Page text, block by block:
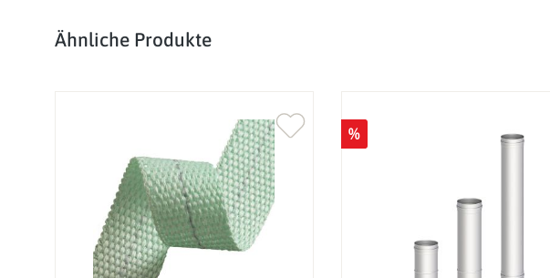
Produktgalerie überspringen
Ähnliche Produkte
%